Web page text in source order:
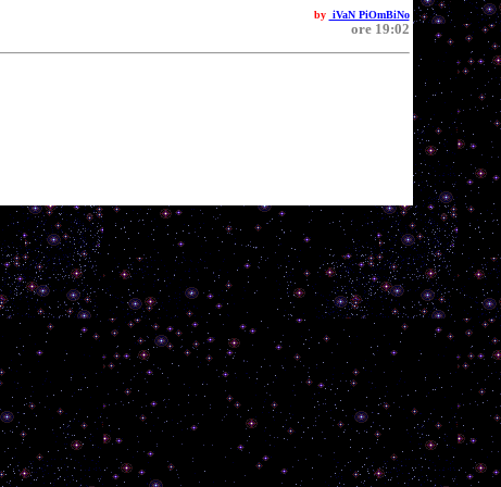
by iVaN PiOmBiNo
ore 19:02